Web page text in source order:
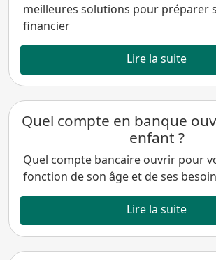
meilleures solutions pour préparer
financier
Lire la suite
Quel compte en banque
enfant ?
Quel compte bancaire ouvrir pour
fonction de son âge et de ses
Lire la suite